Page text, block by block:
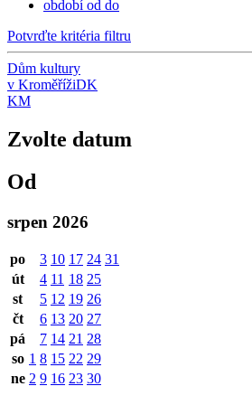
období od do
Potvrďte kritéria filtru
Dům kultury
v KroměřížiDK
KM
Zvolte datum
Od
srpen 2026
po 3 10 17 24 31
út
4 11 18 25
st
5 12 19 26
čt
6 13 20 27
pá
7 14 21 28
so 1 8 15 22 29
ne 2 9 16 23 30